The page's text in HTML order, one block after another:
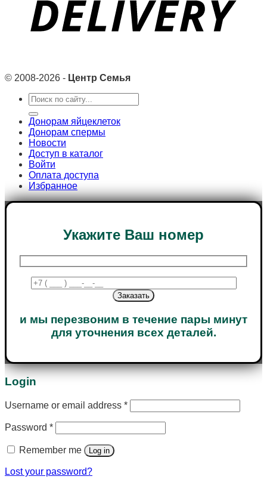
© 2008-2026 - Центр Семья
Search
for:
Донорам яйцеклеток
Донорам спермы
Новости
Доступ в каталог
Войти
Оплата доступа
Избранное
Укажите Ваш номер
и мы перезвоним в течение пары минут
для уточнения всех деталей.
Login
Username or email address *
Password *
Remember me Log in
Lost your password?